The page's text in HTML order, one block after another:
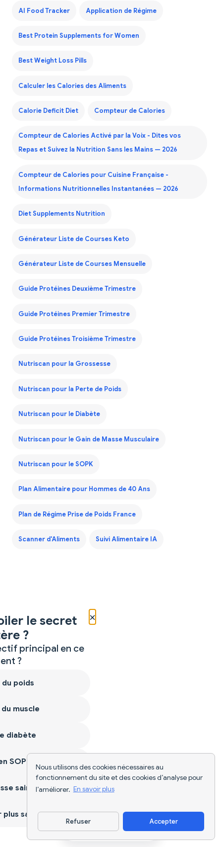
Nous utilisons des cookies nécessaires au
fonctionnement du site et des cookies d’analyse pour
l’améliorer. En savoir plus
Refuser Accepter
AI Food Tracker Application de Régime
Best Protein Supplements for Women
Best Weight Loss Pills
Calculer les Calories des Aliments
Calorie Deficit Diet Compteur de Calories
Compteur de Calories Activé par la Voix - Dites vos
Repas et Suivez la Nutrition Sans les Mains — 2026
Compteur de Calories pour Cuisine Française -
Informations Nutritionnelles Instantanées — 2026
Diet Supplements Nutrition
Générateur Liste de Courses Keto
Générateur Liste de Courses Mensuelle
Guide Protéines Deuxième Trimestre
Guide Protéines Premier Trimestre
Guide Protéines Troisième Trimestre
Nutriscan pour la Grossesse
Nutriscan pour la Perte de Poids
Nutriscan pour le Diabète
Nutriscan pour le Gain de Masse Musculaire
Nutriscan pour le SOPK
Plan Alimentaire pour Hommes de 40 Ans
Plan de Régime Prise de Poids France
Scanner d'Aliments Suivi Alimentaire IA
Télécharger l'appli
×
le secret
?
principal en ce
?
poids
muscle
diabète
SOPK
saine
sain